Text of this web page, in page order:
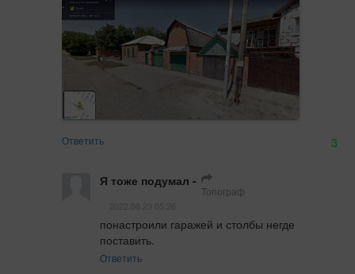
Ответить 3
Я тоже подумал -
Топограф
понастроили гаражей и столбы негде
поставить.
Ответить